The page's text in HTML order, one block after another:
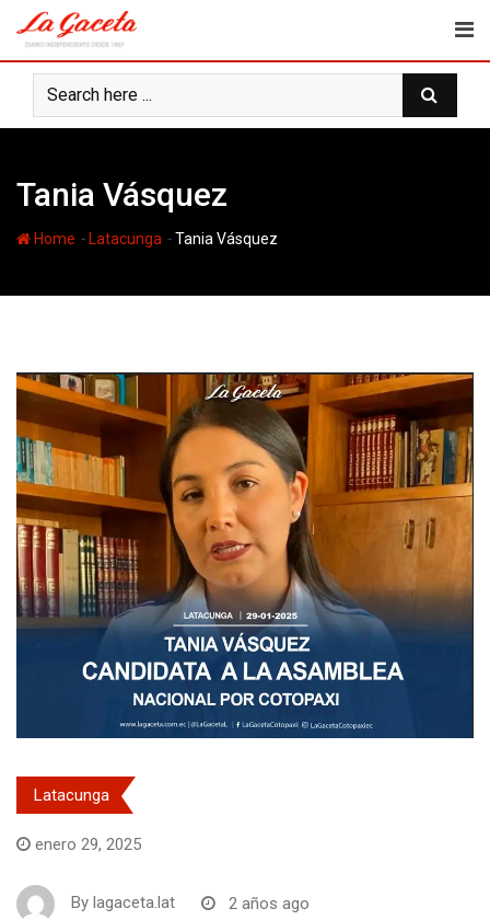
content
Tania Vásquez
Home - Latacunga -Tania Vásquez
Latacunga
enero 29, 2025
By lagaceta.lat 2 años ago